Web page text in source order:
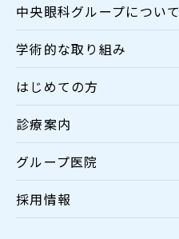
中央眼科グループについて
学術的な取り組み
はじめての方
診療案内
グループ医院
採用情報